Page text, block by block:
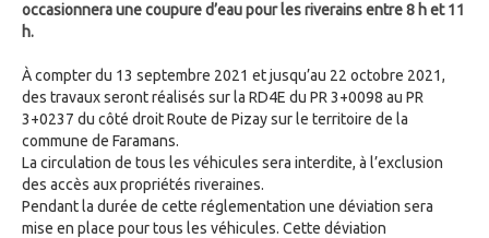
occasionnera une coupure d’eau pour les riverains entre 8 h et 11
h.
À compter du 13 septembre 2021 et jusqu’au 22 octobre 2021,
des travaux seront réalisés sur la RD4E du PR 3+0098 au PR
3+0237 du côté droit Route de Pizay sur le territoire de la
commune de Faramans.
La circulation de tous les véhicules sera interdite, à l’exclusion
des accès aux propriétés riveraines.
Pendant la durée de cette réglementation une déviation sera
mise en place pour tous les véhicules. Cette déviation